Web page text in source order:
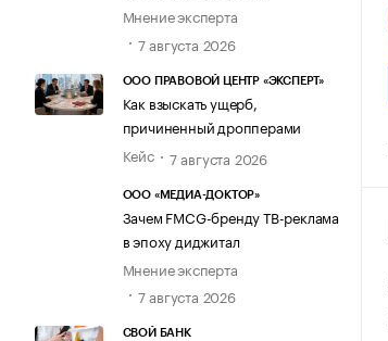
Мнение эксперта
7 августа 2026
ООО ПРАВОВОЙ ЦЕНТР «ЭКСПЕРТ»
Как взыскать ущерб,
причиненный дропперами
Кейс
7 августа 2026
ООО «МЕДИА-ДОКТОР»
Зачем FMCG-бренду ТВ-реклама
в эпоху диджитал
Мнение эксперта
7 августа 2026
СВОЙ БАНК